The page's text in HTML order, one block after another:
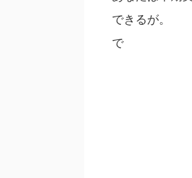
できるが。
で